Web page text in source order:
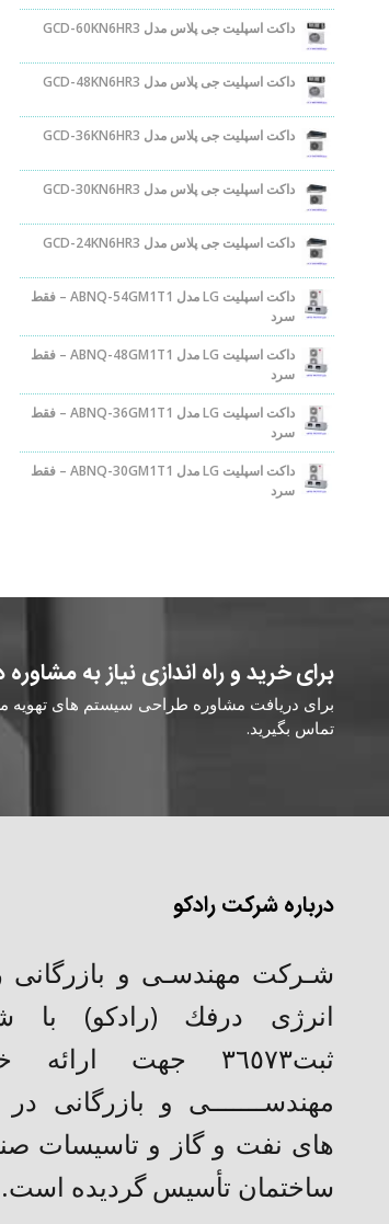
داکت اسپلیت جی پلاس مدل GCD-60KN6HR3
داکت اسپلیت جی پلاس مدل GCD-48KN6HR3
داکت اسپلیت جی پلاس مدل GCD-36KN6HR3
داکت اسپلیت جی پلاس مدل GCD-30KN6HR3
داکت اسپلیت جی پلاس مدل GCD-24KN6HR3
داکت اسپلیت LG مدل ABNQ-54GM1T1 – فقط
سرد
داکت اسپلیت LG مدل ABNQ-48GM1T1 – فقط
سرد
داکت اسپلیت LG مدل ABNQ-36GM1T1 – فقط
سرد
داکت اسپلیت LG مدل ABNQ-30GM1T1 – فقط
سرد
برای خرید و راه اندازی نیاز به مشاوره
برای دریافت مشاوره طراحی سیستم های تهویه
تماس بگیرید.
درباره شرکت رادکو
شـركت مهندسـی و بازرگانی
انرژی درفك (رادکو) با
ثبت٣٦٥٧٣ جهت
مهندســـــــی و بازرگانی
های نفت و گاز و تاسیسات
ساختمان تأسیس گردیده است.